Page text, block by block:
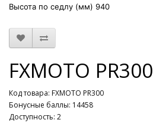
Высота по седлу (мм) 940
FXMOTO PR300
Код товара: FXMOTO PR300
Бонусные баллы: 14458
Доступность: 2